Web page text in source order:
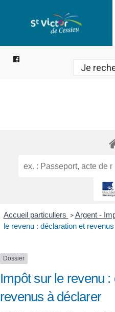
Accueil particuliers > Argent -
le revenu : déclaration et
Dossier
Impôt sur le revenu
revenus à déclarer
for: